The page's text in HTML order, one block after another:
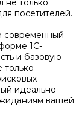
не только
посетителей.
современный
1С-
и базовую
идеально
вашей